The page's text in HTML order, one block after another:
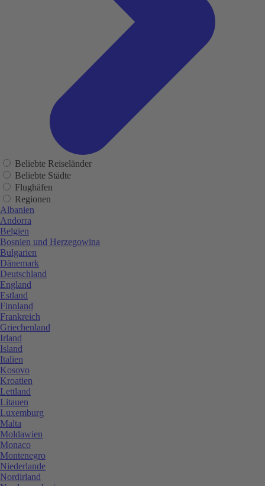
Beliebte Reiseländer
Beliebte Städte
Flughäfen
Regionen
Albanien
Andorra
Belgien
Bosnien und Herzegowina
Bulgarien
Dänemark
Deutschland
England
Estland
Finnland
Frankreich
Griechenland
Irland
Island
Italien
Kosovo
Kroatien
Lettland
Litauen
Luxemburg
Malta
Moldawien
Monaco
Montenegro
Niederlande
Nordirland